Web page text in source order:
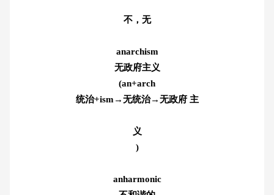
不，无
anarchism
无政府主义
(an+arch
统治+ism→无统治→无政府 主
义
)
anharmonic